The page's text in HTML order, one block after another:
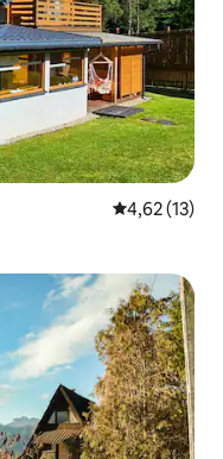
4,62 de uma
4,62 (13)